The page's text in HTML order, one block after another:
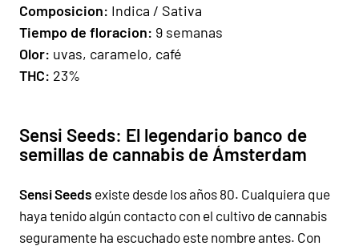
Composicion: Indica / Sativa
Tiempo de floracion: 9 semanas
Olor: uvas, caramelo, café
THC: 23%
Sensi Seeds: El legendario banco de
semillas de cannabis de Ámsterdam
Sensi Seeds existe desde los años 80. Cualquiera que
haya tenido algún contacto con el cultivo de cannabis
seguramente ha escuchado este nombre antes. Con